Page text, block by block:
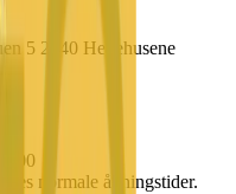
5 2640 Hedehusene
normale åbningstider.